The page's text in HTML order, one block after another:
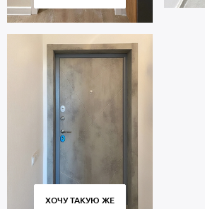
ХОЧУ ТАКУЮ ЖЕ